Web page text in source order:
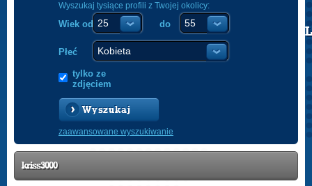
POLISH
Wyszukaj tysiące profili z Twojej okolicy:
Wiek od do
Płeć
tylko ze
zdjęciem
Wyszukaj
zaawansowane wyszukiwanie
kriss3000